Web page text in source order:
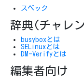
スペック
辞典(チャレ
busyboxとは
SELinuxとは
DM-Verifyとは
編集者向け